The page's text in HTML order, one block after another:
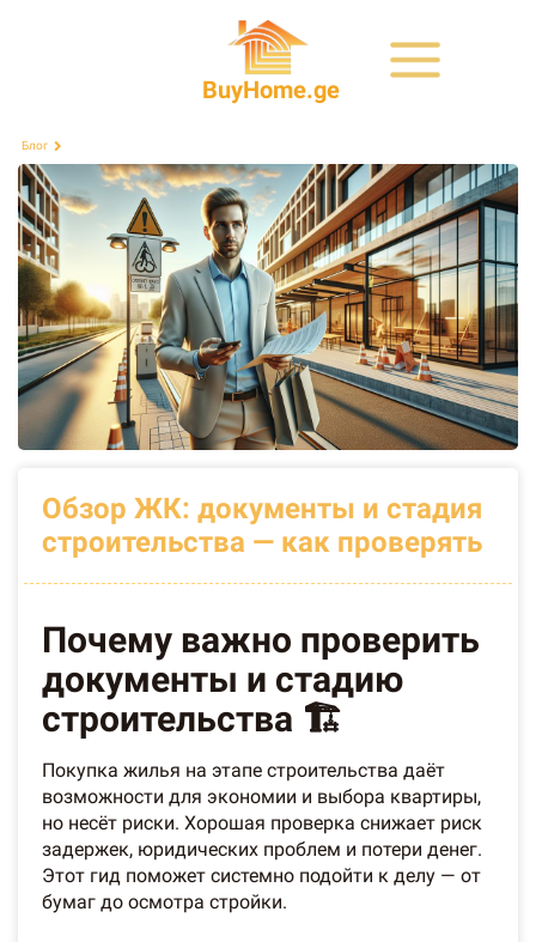
BuyHome.ge
Блог
Обзор ЖК: документы и стадия
строительства — как проверять
Почему важно проверить
документы и стадию
строительства 🏗️
Покупка жилья на этапе строительства даёт
возможности для экономии и выбора квартиры,
но несёт риски. Хорошая проверка снижает риск
задержек, юридических проблем и потери денег.
Этот гид поможет системно подойти к делу — от
бумаг до осмотра стройки.